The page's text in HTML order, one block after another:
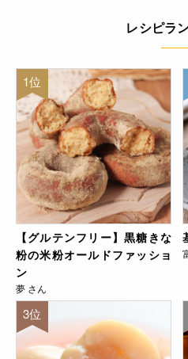
レシピラ
1位
【グルテンフリー】黒糖きな
粉の米粉オールドファッショ
ン
夢 さん
3位